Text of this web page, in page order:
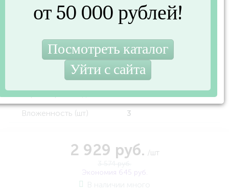
Вес с упаковкой (кг)
3.333
НИКА
Вид упаковки
Пакет с вкладышем
Страна производства
Россия
Вложенность (шт)
3
2 929 руб. /шт
Экономия 645 руб.
от 50 000 рублей!